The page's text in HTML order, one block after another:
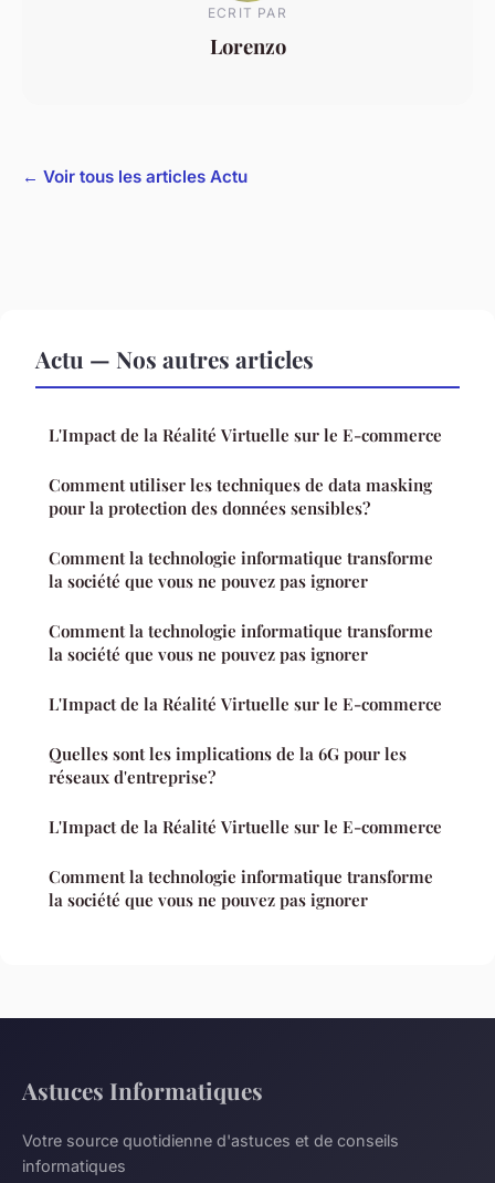
ECRIT PAR
Lorenzo
← Voir tous les articles Actu
Actu — Nos autres articles
L'Impact de la Réalité Virtuelle sur le E-commerce
Comment utiliser les techniques de data masking
pour la protection des données sensibles?
Comment la technologie informatique transforme
la société que vous ne pouvez pas ignorer
Comment la technologie informatique transforme
la société que vous ne pouvez pas ignorer
L'Impact de la Réalité Virtuelle sur le E-commerce
Quelles sont les implications de la 6G pour les
réseaux d'entreprise?
L'Impact de la Réalité Virtuelle sur le E-commerce
Comment la technologie informatique transforme
la société que vous ne pouvez pas ignorer
Astuces Informatiques
Votre source quotidienne d'astuces et de conseils
informatiques